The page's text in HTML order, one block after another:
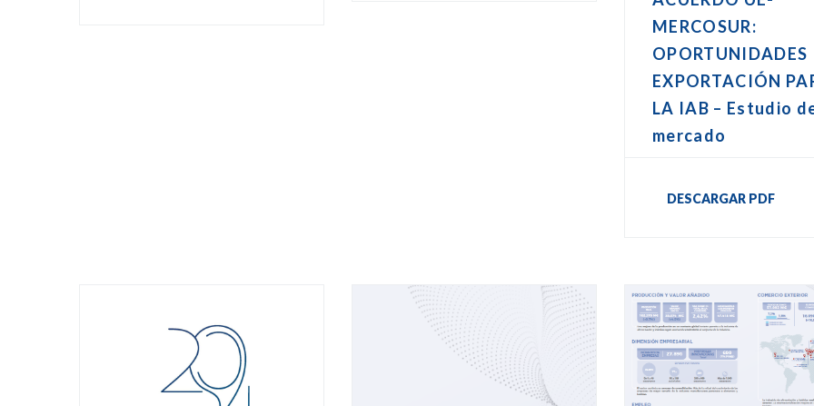
MERCOSUR:
OPORTUNIDADES
EXPORTACIÓN
LA IAB – Estudio
mercado
DESCARGAR PDF